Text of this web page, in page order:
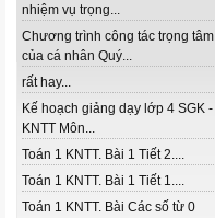
nhiệm vụ trọng...
Chương trình công tác trọng tâm
của cá nhân Quý...
rất hay...
Kế hoạch giảng dạy lớp 4 SGK -
KNTT Môn...
Toán 1 KNTT. Bài 1 Tiết 2....
Toán 1 KNTT. Bài 1 Tiết 1....
Toán 1 KNTT. Bài Các số từ 0